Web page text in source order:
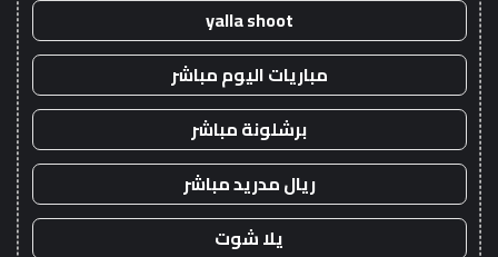
yalla shoot
مباريات اليوم مباشر
برشلونة مباشر
ريال مدريد مباشر
يلا شوت